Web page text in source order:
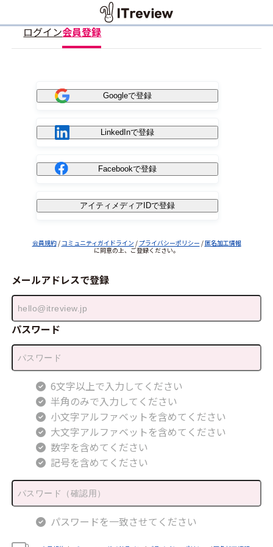
ログイン会員登録
Googleで登録
LinkedInで登録
Facebookで登録
アイティメディアIDで登録
会員規約/ コミュニティガイドライン / プライバシーポリシー /匿名加工情報
に同意の上、ご登録ください。
メールアドレスで登録
パスワード
6文字以上で入力してください
半角のみで入力してください
小文字アルファベットを含めてください
大文字アルファベットを含めてください
数字を含めてください
記号を含めてください
パスワードを一致させてください